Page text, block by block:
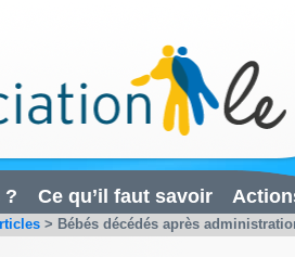
? Ce qu’il faut savoir
> Bébés décédés après